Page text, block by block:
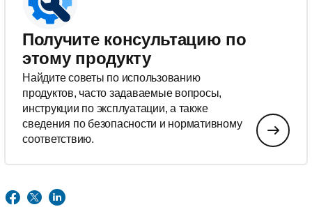
Получите консультацию по
этому продукту
Найдите советы по использованию
продуктов, часто задаваемые вопросы,
инструкции по эксплуатации, а также
сведения по безопасности и нормативному
соответствию.